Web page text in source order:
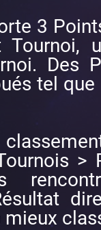
3
Tournoi,
Des
tel
>
mieux